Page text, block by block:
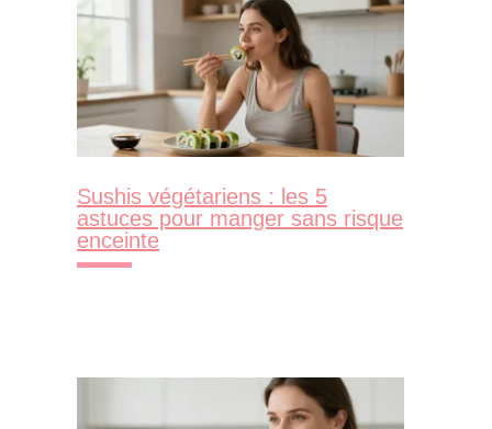
Sushis végétariens : les 5
astuces pour manger sans risque
enceinte